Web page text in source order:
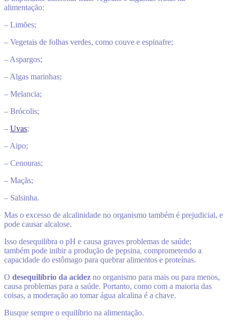
alimentação:
– Limões;
– Vegetais de folhas verdes, como couve e espinafre;
– Aspargos;
– Algas marinhas;
– Melancia;
– Brócolis;
– Uvas;
– Aipo;
– Cenouras;
– Maçãs;
– Salsinha.
Mas o excesso de alcalinidade no organismo também é prejudicial, e
pode causar alcalose.
Isso desequilibra o pH e causa graves problemas de saúde;
também pode inibir a produção de pepsina, comprometendo a
capacidade do estômago para quebrar alimentos e proteínas.
O desequilíbrio da acidez no organismo para mais ou para menos,
causa problemas para a saúde. Portanto, como com a maioria das
coisas, a moderação ao tomar água alcalina é a chave.
Busque sempre o equilíbrio na alimentação.